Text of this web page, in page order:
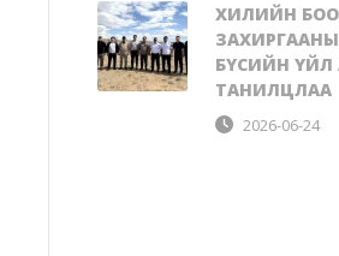
ХИЛИЙН
ЗАХИРГААНЫ
БҮСИЙН
ТАНИЛЦЛАА
2026-06-24